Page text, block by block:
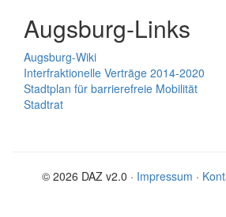
Augsburg-Links
Augsburg-Wiki
Interfraktionelle Verträge 2014-2020
Stadtplan für barrierefreie Mobilität
Stadtrat
© 2026 DAZ v2.0 · Impressum ·